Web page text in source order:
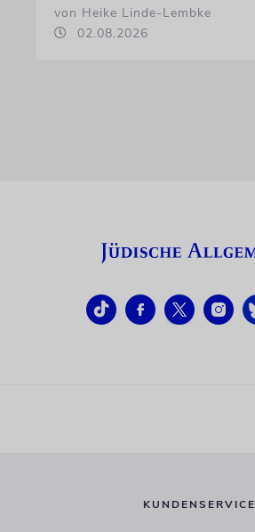
von Heike Linde-Lembke
02.08.2026
KUNDENSERVICE